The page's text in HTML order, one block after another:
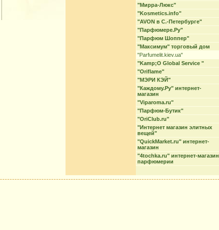
"Мирра-Люкс"
"Kosmetics.info"
"AVON в С.-Петербурге"
"Парфюмере.Ру"
"Парфюм Шоппер"
"Максимум" торговый дом
"Parfumelit.kiev.ua"
"Kamp;O Global Service "
"Oriflame"
"МЭРИ КЭЙ"
"Каждому.Ру" интернет-
магазин
"Viparoma.ru"
"Парфюм-Бутик"
"OriClub.ru"
"Интернет магазин элитных
вещей"
"QuickMarket.ru" интернет-
магазин
"4tochka.ru" интернет-магазин
парфюмерии